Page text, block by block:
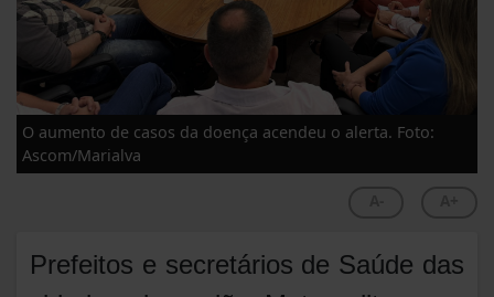
O aumento de casos da doença acendeu o alerta. Foto:
Ascom/Marialva
Prefeitos e secretários de Saúde das